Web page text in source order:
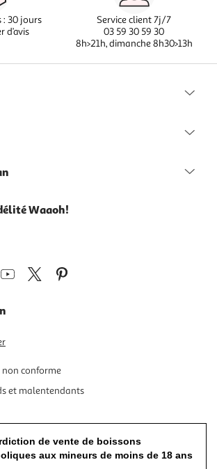
: 30 jours
d’avis
Service client 7j/7
03 59 30 59 30
8h>21h, dimanche 8h30>13h
Waaoh!
non conforme
et malentendants
de vente de boissons
aux mineurs de moins de 18 ans